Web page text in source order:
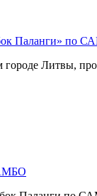
Паланги» по
городе Литвы,